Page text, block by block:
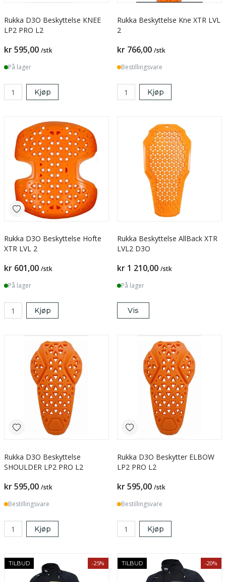
Rukka D3O Beskyttelse KNEE
LP2 PRO L2
kr 595,00 /stk
På lager
Kjøp
Rukka Beskyttelse Kne XTR LVL
2
kr 766,00 /stk
Bestillingsvare
Kjøp
Rukka D3O Beskyttelse Hofte
XTR LVL 2
kr 601,00 /stk
På lager
Kjøp
Rukka Beskyttelse AllBack XTR
LVL2 D3O
kr 1 210,00 /stk
På lager
Vis
Rukka D3O Beskyttelse
SHOULDER LP2 PRO L2
kr 595,00 /stk
Bestillingsvare
Kjøp
Rukka D3O Beskytter ELBOW
LP2 PRO L2
kr 595,00 /stk
Bestillingsvare
Kjøp
TILBUD -25% TILBUD -20%